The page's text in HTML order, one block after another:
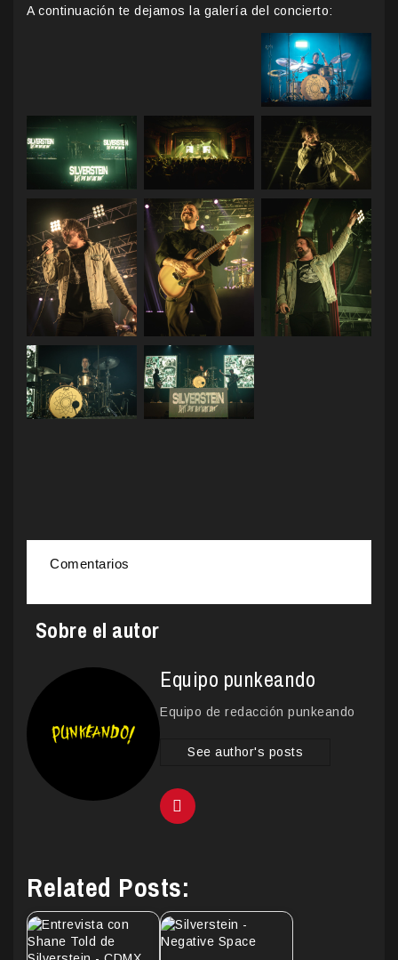
A continuación te dejamos la galería del concierto:
Comentarios
Sobre el autor
Equipo punkeando
Equipo de redacción punkeando
See author's posts
Related Posts: